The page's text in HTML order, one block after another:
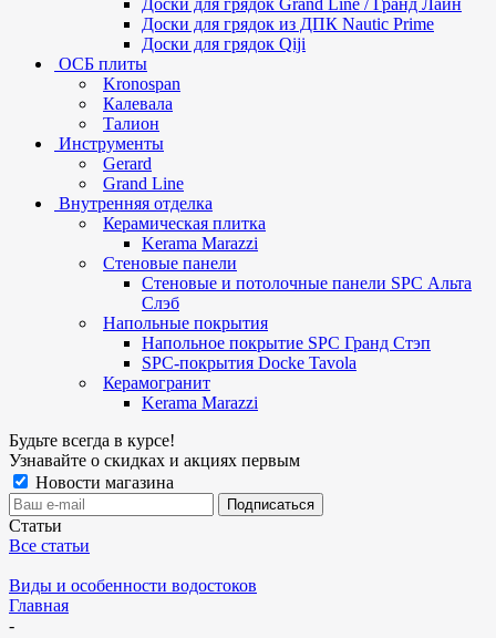
Доски для грядок Grand Line / Гранд Лайн
Доски для грядок из ДПК Nautic Prime
Доски для грядок Qiji
ОСБ плиты
Kronospan
Калевала
Талион
Инструменты
Gerard
Grand Line
Внутренняя отделка
Керамическая плитка
Kerama Marazzi
Стеновые панели
Стеновые и потолочные панели SPC Альта
Слэб
Напольные покрытия
Напольное покрытие SPC Гранд Стэп
SPC-покрытия Docke Tavola
Керамогранит
Kerama Marazzi
Будьте всегда в курсе!
Узнавайте о скидках и акциях первым
Новости магазина
Статьи
Все статьи
Виды и особенности водостоков
Главная
-